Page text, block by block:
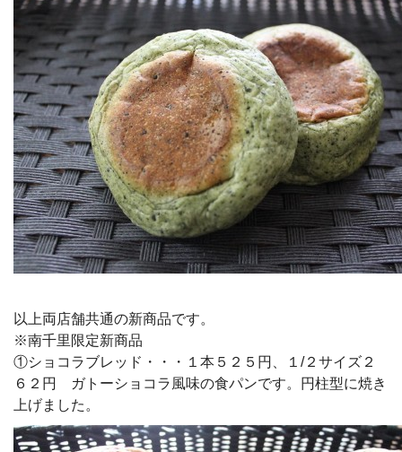
以上両店舗共通の新商品です。
※南千里限定新商品
①ショコラブレッド・・・１本５２５円、１/２サイズ２
６２円 ガトーショコラ風味の食パンです。円柱型に焼き
上げました。